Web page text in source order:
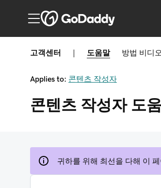
고객센터 도움말 방법 비디오
Applies to: 콘텐츠 작성자
콘텐츠 작성자 도
귀하를 위해 최선을 다해 이